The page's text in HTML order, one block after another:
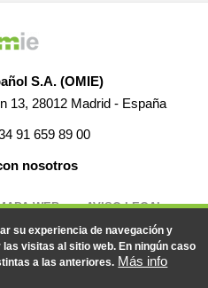
S.A. (OMIE)
13, 28012 Madrid - España
91 659 89 00
nosotros
derechos reservados
WEB AVISO LEGAL
su experiencia de navegación y
visitas al sitio web. En ningún caso
a las anteriores. Más info